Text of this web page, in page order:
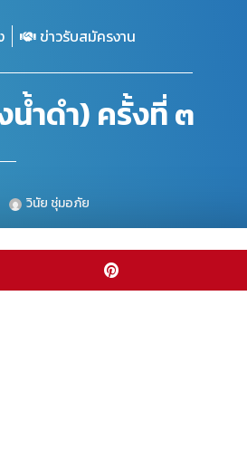
ข่าวรับสมัครงาน
น้ำดำ) ครั้งที่ ๓
วินัย ชุ่มอภัย